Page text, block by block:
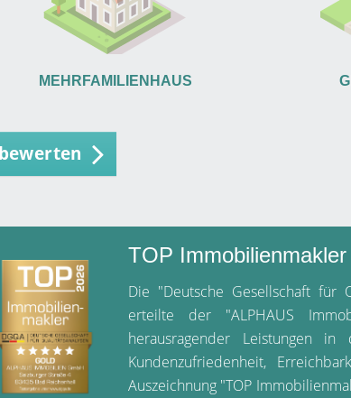
MEHRFAMILIENHAUS
TOP Immobilienmakler
Die "Deutsche Gesellschaft für
erteilte der "ALPHAUS
herausragender Leistungen
Kundenzufriedenheit,
Auszeichnung "TOP